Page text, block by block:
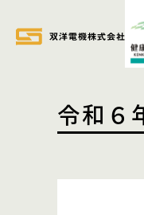
令和６